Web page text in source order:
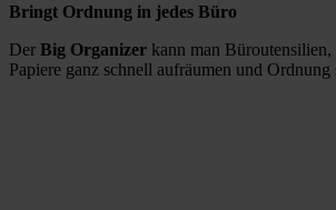
Bringt Ordnung in jedes Büro
Der Big Organizer kann man
Papiere ganz schnell aufräumen und Ordnung